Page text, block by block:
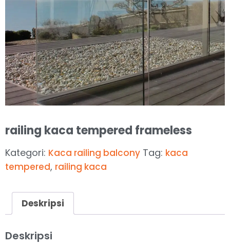
railing kaca tempered frameless
Kategori: Kaca railing balcony Tag: kaca
tempered, railing kaca
Deskripsi
Deskripsi